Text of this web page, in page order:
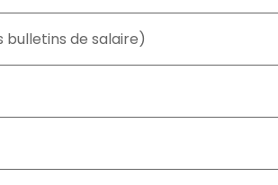
bulletins de salaire)